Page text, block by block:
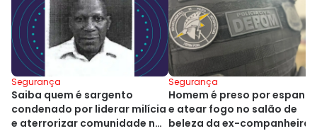
Segurança
Saiba quem é sargento
condenado por liderar milícia
e aterrorizar comunidade na
Segurança
Homem é preso por
e atear fogo no salão de
beleza da ex-companheira